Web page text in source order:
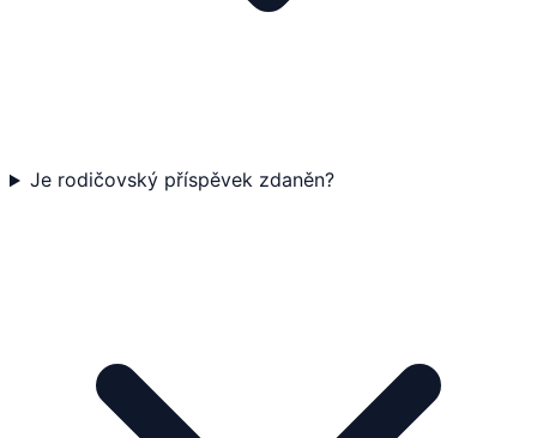
Je rodičovský příspěvek zdaněn?